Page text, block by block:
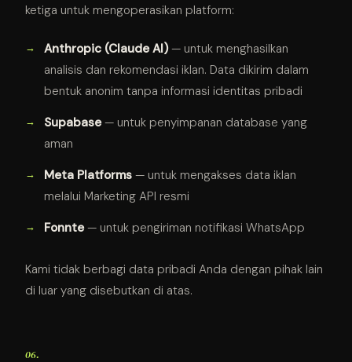
ketiga untuk mengoperasikan platform:
Anthropic (Claude AI)— untuk menghasilkan
analisis dan rekomendasi iklan. Data dikirim dalam
bentuk anonim tanpa informasi identitas pribadi
Supabase— untuk penyimpanan database yang
aman
Meta Platforms — untuk mengakses data iklan
melalui Marketing API resmi
Fonnte— untuk pengiriman notifikasi WhatsApp
Kami tidak berbagi data pribadi Anda dengan pihak lain
di luar yang disebutkan di atas.
06.